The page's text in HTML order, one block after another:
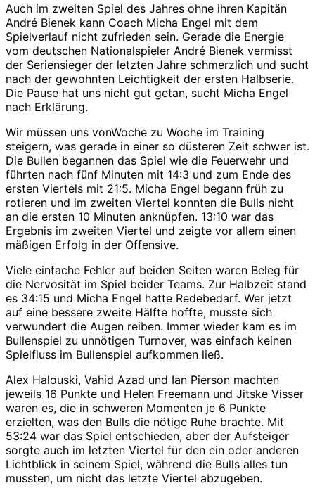
Auch im zweiten Spiel des Jahres ohne ihren Kapitän
André Bienek kann Coach Micha Engel mit dem
Spielverlauf nicht zufrieden sein. Gerade die Energie
vom deutschen Nationalspieler André Bienek vermisst
der Seriensieger der letzten Jahre schmerzlich und sucht
nach der gewohnten Leichtigkeit der ersten Halbserie.
Die Pause hat uns nicht gut getan, sucht Micha Engel
nach Erklärung.
Wir müssen uns vonWoche zu Woche im Training
steigern, was gerade in einer so düsteren Zeit schwer ist.
Die Bullen begannen das Spiel wie die Feuerwehr und
führten nach fünf Minuten mit 14:3 und zum Ende des
ersten Viertels mit 21:5. Micha Engel begann früh zu
rotieren und im zweiten Viertel konnten die Bulls nicht
an die ersten 10 Minuten anknüpfen. 13:10 war das
Ergebnis im zweiten Viertel und zeigte vor allem einen
mäßigen Erfolg in der Offensive.
Viele einfache Fehler auf beiden Seiten waren Beleg für
die Nervosität im Spiel beider Teams. Zur Halbzeit stand
es 34:15 und Micha Engel hatte Redebedarf. Wer jetzt
auf eine bessere zweite Hälfte hoffte, musste sich
verwundert die Augen reiben. Immer wieder kam es im
Bullenspiel zu unnötigen Turnover, was einfach keinen
Spielfluss im Bullenspiel aufkommen ließ.
Alex Halouski, Vahid Azad und Ian Pierson machten
jeweils 16 Punkte und Helen Freemann und Jitske Visser
waren es, die in schweren Momenten je 6 Punkte
erzielten, was den Bulls die nötige Ruhe brachte. Mit
53:24 war das Spiel entschieden, aber der Aufsteiger
sorgte auch im letzten Viertel für den ein oder anderen
Lichtblick in seinem Spiel, während die Bulls alles tun
mussten, um nicht das letzte Viertel abzugeben.